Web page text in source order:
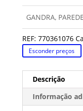
GANDRA,
REF: 770361076
Esconder preços
Descrição
Informação